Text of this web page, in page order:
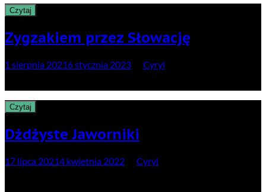
Czytaj
Zygzakiem przez Słowację
1 sierpnia 20216 stycznia 2023
Cyryl
Czytaj
Dżdżyste Jaworniki
17 lipca 20214 kwietnia 2022
Cyryl